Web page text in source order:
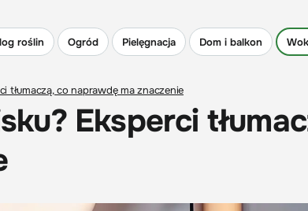
roślin Ogród Pielęgnacja Dom i balkon
tłumaczą, co naprawdę ma znaczenie
Eksperci